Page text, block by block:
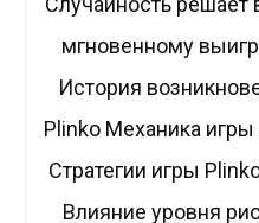
мгновенному
История
Plinko Механика игры
Стратегии игры
Влияние уровня